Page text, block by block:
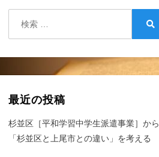
最近の投稿
杉並区［平和学習中学生派遣事業］から
「杉並区と上尾市との違い」を考える